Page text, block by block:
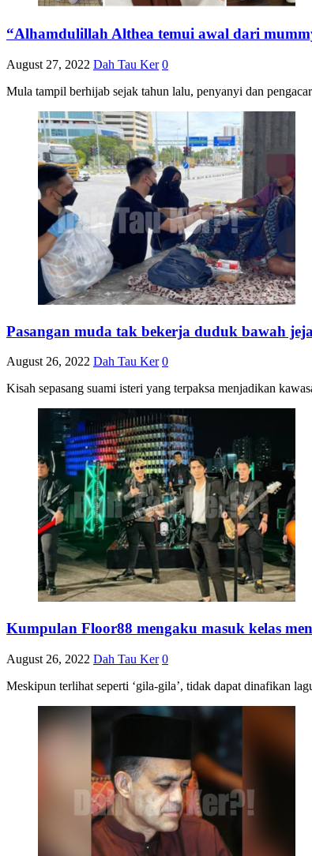
“Alhamdulillah Althea temui awal dari
August 27, 2022 Dah Tau Ker 0
Mula tampil berhijab sejak tahun lalu, penyanyi dan
Pasangan muda tak bekerja duduk bawah
August 26, 2022 Dah Tau Ker 0
Kisah sepasang suami isteri yang terpaksa menjadikan
Kumpulan Floor88 mengaku masuk kelas
August 26, 2022 Dah Tau Ker 0
Meskipun terlihat seperti ‘gila-gila’, tidak dapat dinafikan